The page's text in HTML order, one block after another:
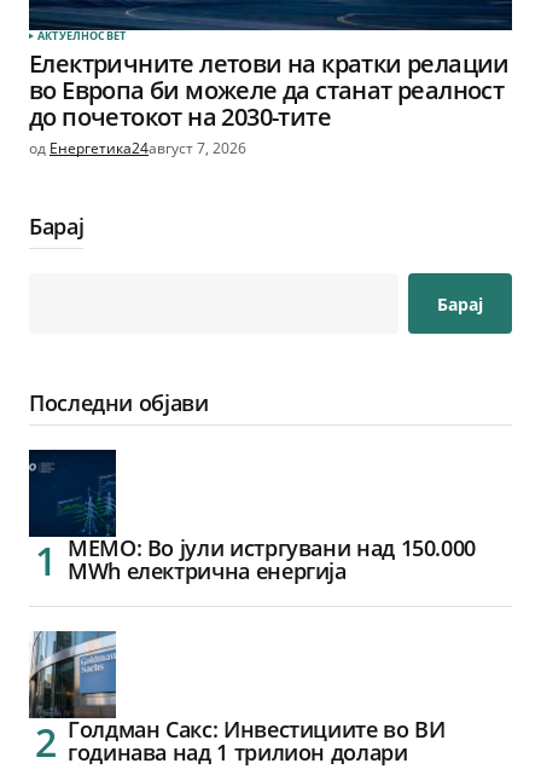
АКТУЕЛНОСВЕТ
Електричните летови на кратки релации
во Европа би можеле да станат реалност
до почетокот на 2030-тите
од Енергетика24август 7, 2026
Барај
Барај
Последни објави
МЕМО: Во јули истргувани над 150.000
MWh електрична енергија
Голдман Сакс: Инвестициите во ВИ
годинава над 1 трилион долари